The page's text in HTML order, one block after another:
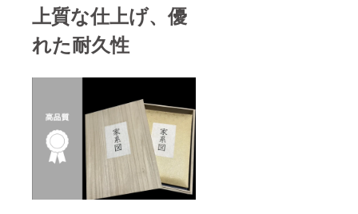
上質な仕上げ、優
れた耐久性